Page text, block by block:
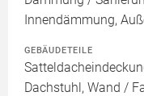
Innendämmung,
GEBÄUDETEILE
Dachstuhl, Wand /